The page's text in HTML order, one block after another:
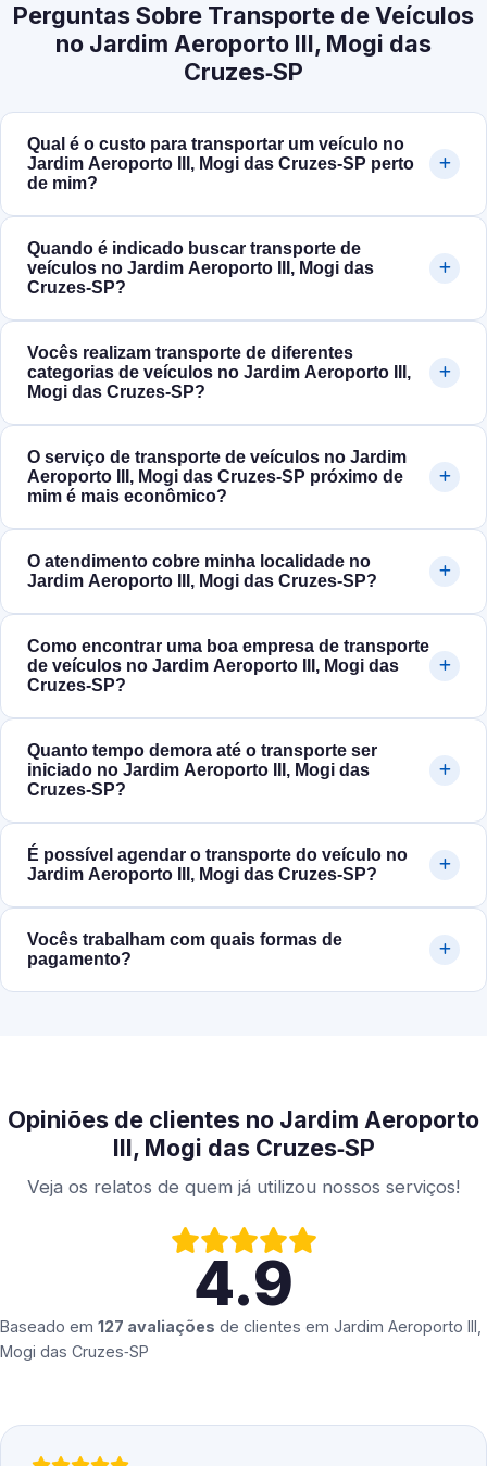
Perguntas Sobre Transporte de Veículos
no Jardim Aeroporto III, Mogi das
Cruzes‑SP
Qual é o custo para transportar um veículo no
Jardim Aeroporto III, Mogi das Cruzes‑SP perto
de mim?
Quando é indicado buscar transporte de
veículos no Jardim Aeroporto III, Mogi das
Cruzes‑SP?
Vocês realizam transporte de diferentes
categorias de veículos no Jardim Aeroporto III,
Mogi das Cruzes‑SP?
O serviço de transporte de veículos no Jardim
Aeroporto III, Mogi das Cruzes‑SP próximo de
mim é mais econômico?
O atendimento cobre minha localidade no
Jardim Aeroporto III, Mogi das Cruzes‑SP?
Como encontrar uma boa empresa de transporte
de veículos no Jardim Aeroporto III, Mogi das
Cruzes‑SP?
Quanto tempo demora até o transporte ser
iniciado no Jardim Aeroporto III, Mogi das
Cruzes‑SP?
É possível agendar o transporte do veículo no
Jardim Aeroporto III, Mogi das Cruzes‑SP?
Vocês trabalham com quais formas de
pagamento?
Opiniões de clientes no Jardim Aeroporto
III, Mogi das Cruzes‑SP
Veja os relatos de quem já utilizou nossos serviços!
4.9
Baseado em 127 avaliações de clientes em Jardim Aeroporto III,
Mogi das Cruzes‑SP